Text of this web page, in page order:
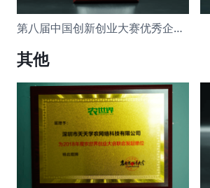
第八届中国创新创业大赛优秀企业 成长组
其他